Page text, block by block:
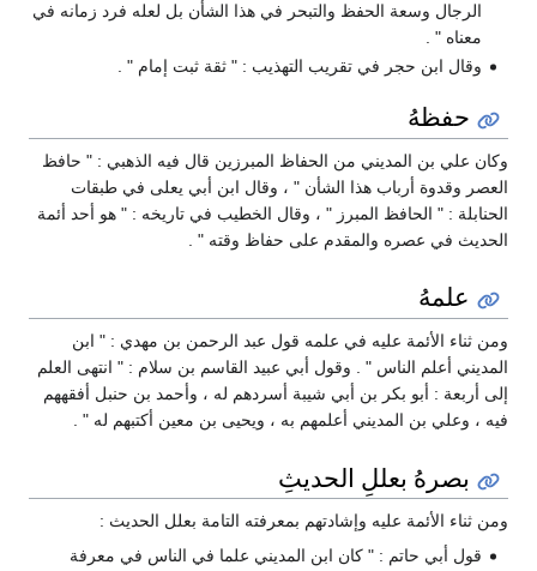
الرجال وسعة الحفظ والتبحر في هذا الشأن بل لعله فرد زمانه في
معناه " .
وقال ابن حجر في تقريب التهذيب : " ثقة ثبت إمام " .
حفظهُ
وكان علي بن المديني من الحفاظ المبرزين قال فيه الذهبي : " حافظ
العصر وقدوة أرباب هذا الشأن " ، وقال ابن أبي يعلى في طبقات
الحنابلة : " الحافظ المبرز " ، وقال الخطيب في تاريخه : " هو أحد أئمة
الحديث في عصره والمقدم على حفاظ وقته " .
علمهُ
ومن ثناء الأئمة عليه في علمه قول عبد الرحمن بن مهدي : " ابن
المديني أعلم الناس " . وقول أبي عبيد القاسم بن سلام : " انتهى العلم
إلى أربعة : أبو بكر بن أبي شيبة أسردهم له ، وأحمد بن حنبل أفقههم
فيه ، وعلي بن المديني أعلمهم به ، ويحيى بن معين أكتبهم له " .
بصرهُ بعللِ الحديثِ
ومن ثناء الأئمة عليه وإشادتهم بمعرفته التامة بعلل الحديث :
قول أبي حاتم : " كان ابن المديني علما في الناس في معرفة